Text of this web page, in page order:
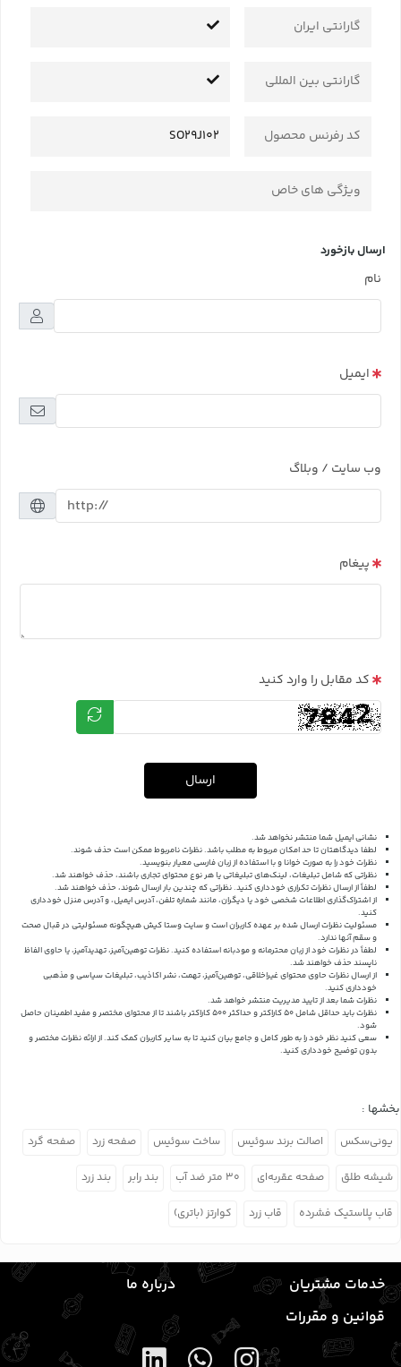
گارانتی ایران
گارانتی بین المللی
کد رفرنس محصول SO29J102
ویژگی های خاص
ارسال بازخورد
نام
ایمیل
وب سایت / وبلاگ
پیغام
کد مقابل را وارد کنید
ارسال
نشانی ایمیل شما منتشر نخواهد شد.
لطفا دیدگاهتان تا حد امکان مربوط به مطلب باشد. نظرات نامربوط ممکن است حذف شوند.
نظرات خود را به صورت خوانا و با استفاده از زبان فارسی معیار بنویسید.
نظراتی که شامل تبلیغات، لینک‌های تبلیغاتی یا هر نوع محتوای تجاری باشند، حذف خواهند شد.
لطفاً از ارسال نظرات تکراری خودداری کنید. نظراتی که چندین بار ارسال شوند، حذف خواهند شد.
از اشتراک‌گذاری اطلاعات شخصی خود یا دیگران، مانند شماره تلفن، آدرس ایمیل، و آدرس منزل خودداری
کنید.
مسئولیت نظرات ارسال شده بر عهده کاربران است و سایت وستا کیش هیچگونه مسئولیتی در قبال صحت
و سقم آنها ندارد.
لطفاً در نظرات خود از زبان محترمانه و مودبانه استفاده کنید. نظرات توهین‌آمیز، تهدیدآمیز، یا حاوی الفاظ
ناپسند حذف خواهند شد.
از ارسال نظرات حاوی محتوای غیراخلاقی، توهین‌آمیز، تهمت، نشر اکاذیب، تبلیغات سیاسی و مذهبی
خودداری کنید.
نظرات شما بعد از تایید مدیریت منتشر خواهد شد.
نظرات باید حداقل شامل 50 کاراکتر و حداکثر 500 کاراکتر باشند تا از محتوای مختصر و مفید اطمینان حاصل
شود.
سعی کنید نظر خود را به طور کامل و جامع بیان کنید تا به سایر کاربران کمک کند.از ارائه نظرات مختصر و
بدون توضیح خودداری کنید.
بخشها :
یونی‌سکس اصالت برند سوئیس ساخت سوئیس صفحه زرد صفحه گرد
شیشه طلق صفحه عقربه‌ای ۳۰ متر ضد آب بند رابر بند زرد
قاب پلاستیک فشرده قاب زرد کوارتز (باتری)
خدمات مشتریان
درباره ما
قوانین و مقررات